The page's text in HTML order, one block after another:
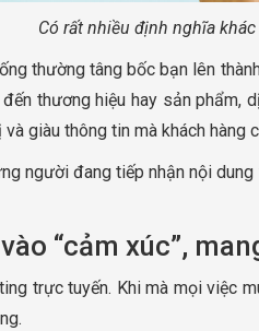
Có rất nhiều định nghĩa
thường tâng bốc bạn lên
thương hiệu hay sản
giàu thông tin mà khách hàng
người đang tiếp nhận nội
“cảm xúc”,
trực tuyến. Khi mà mọi việc